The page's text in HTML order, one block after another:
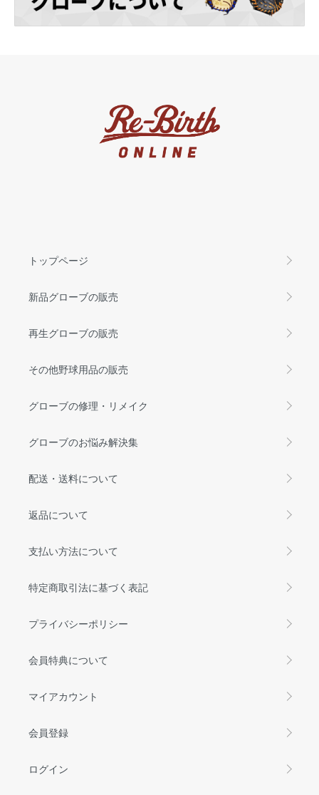
トップページ
新品グローブの販売
再生グローブの販売
その他野球用品の販売
グローブの修理・リメイク
グローブのお悩み解決集
配送・送料について
返品について
支払い方法について
特定商取引法に基づく表記
プライバシーポリシー
会員特典について
マイアカウント
会員登録
ログイン